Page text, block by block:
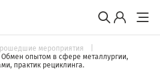
мероприятия
опытом в сфере металлургии,
практик рециклинга.